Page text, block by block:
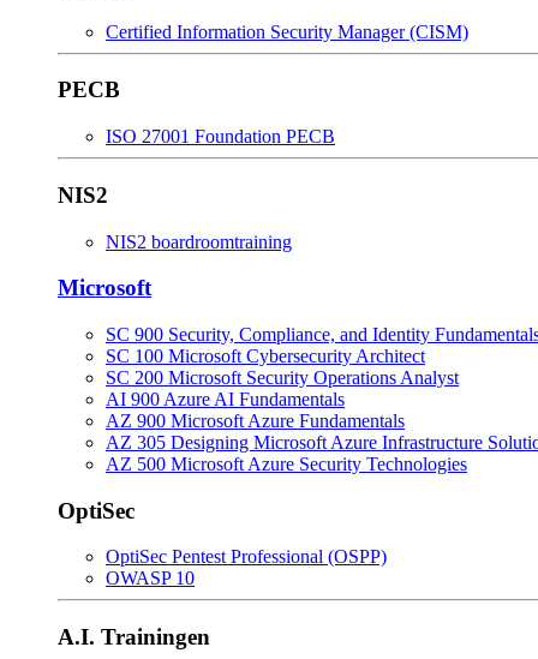
Certified Information Security Manager (CISM)
PECB
ISO 27001 Foundation PECB
NIS2
NIS2 boardroomtraining
Microsoft
SC 900 Security, Compliance, and Identity
SC 100 Microsoft Cybersecurity Architect
SC 200 Microsoft Security Operations Analyst
AI 900 Azure AI Fundamentals
AZ 900 Microsoft Azure Fundamentals
AZ 305 Designing Microsoft Azure Infrastructure
AZ 500 Microsoft Azure Security Technologies
OptiSec
OptiSec Pentest Professional (OSPP)
OWASP 10
A.I. Trainingen